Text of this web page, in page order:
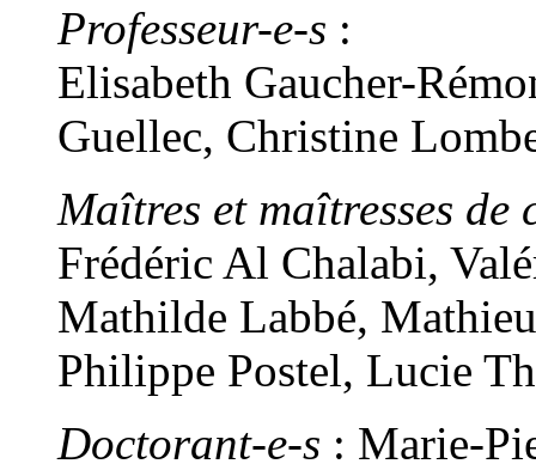
Professeur-e-s :
Elisabeth Gaucher-
Guellec, Christine
Maîtres et maîtresses de
Frédéric Al Chalabi,
Mathilde Labbé,
Philippe Postel, Lucie
Doctorant-e-s : Marie-